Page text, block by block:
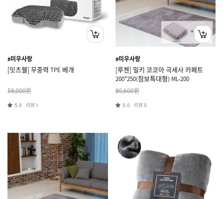
#미우사랑
[잇츠웰] 무중력 TPE 베개
58,000원
5.0 리뷰 1
#미우사랑
[루첸] 밀키 코코아 극세사 카페트
200*250(점보특대형) ML-200
80,600원
0.0 리뷰0